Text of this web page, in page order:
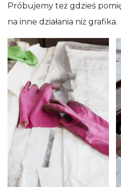
Próbujemy też gdzieś
na inne działania niż grafika.